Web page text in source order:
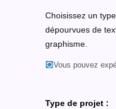
Choisissez un
dépourvues de
graphisme.
Vous pouvez
Type de projet :